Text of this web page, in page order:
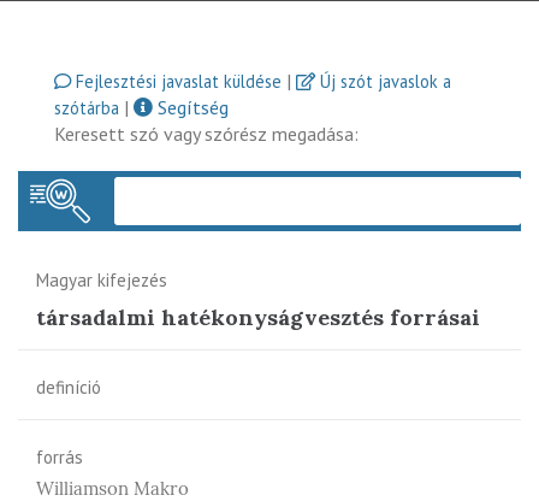
Fejlesztési javaslat küldése |
Új szót javaslok a
szótárba |
Segítség
Keresett szó vagy szórész megadása:
Magyar kifejezés
társadalmi hatékonyságvesztés forrásai
definíció
forrás
Williamson Makro